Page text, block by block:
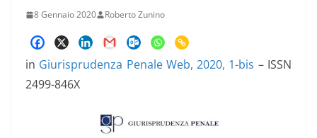
8 Gennaio 2020 Roberto Zunino
in Giurisprudenza Penale Web, 2020, 1-bis – ISSN
2499-846X